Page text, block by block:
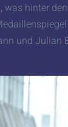
was hinter
und Julian